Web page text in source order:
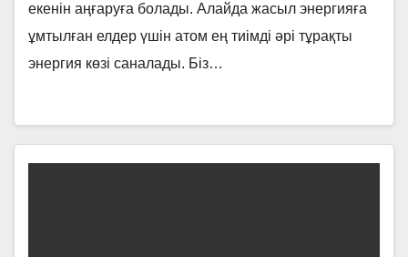
екенін аңғаруға болады. Алайда жасыл энергияға
ұмтылған елдер үшін атом ең тиімді әрі тұрақты
энергия көзі саналады. Біз…